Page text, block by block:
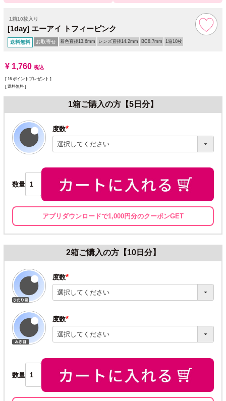
1箱10枚入り
[1day] エーアイ トフィーピンク
送料無料 お取寄せ 着色直径13.6mm レンズ直径14.2mm BC8.7mm 1箱10枚
¥ 1,760 税込
[ 16 ポイントプレゼント ]
送料無料
1箱ご購入の方【5日分】
度数
(必
須)
数量
アプリダウンロードで1,000円分のクーポンGET
2箱ご購入の方【10日分】
度数
(必
須)
度数
(必
須)
数量